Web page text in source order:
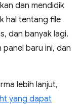
dan mendidik
hal tentang file
dan banyak lagi.
baru ini, dan
lebih lanjut,
yang dapat